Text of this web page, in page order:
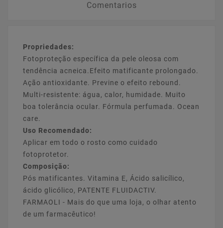
Comentarios
Propriedades:
Fotoproteção específica da pele oleosa com
tendência acneica.Efeito matificante prolongado.
Ação antioxidante. Previne o efeito rebound.
Multi-resistente: água, calor, humidade. Muito
boa tolerância ocular. Fórmula perfumada. Ocean
care.
Uso Recomendado:
Aplicar em todo o rosto como cuidado
fotoprotetor.
Composição:
Pós matificantes. Vitamina E, Ácido salicílico,
ácido glicólico, PATENTE FLUIDACTIV.
FARMAOLI - Mais do que uma loja, o olhar atento
de um farmacêutico!